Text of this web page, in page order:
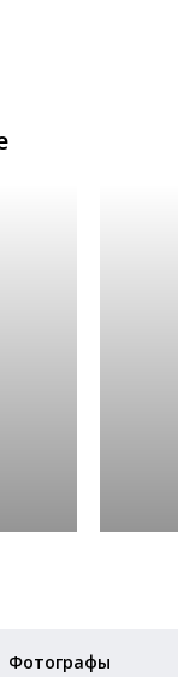
Фотографы